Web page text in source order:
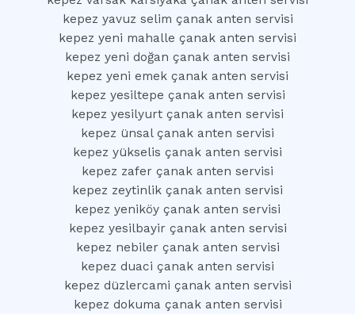
kepez yavuz selim çanak anten servisi
kepez yeni mahalle çanak anten servisi
kepez yeni doğan çanak anten servisi
kepez yeni emek çanak anten servisi
kepez yesiltepe çanak anten servisi
kepez yesilyurt çanak anten servisi
kepez ünsal çanak anten servisi
kepez yükselis çanak anten servisi
kepez zafer çanak anten servisi
kepez zeytinlik çanak anten servisi
kepez yeniköy çanak anten servisi
kepez yesilbayir çanak anten servisi
kepez nebiler çanak anten servisi
kepez duaci çanak anten servisi
kepez düzlercami çanak anten servisi
kepez dokuma çanak anten servisi